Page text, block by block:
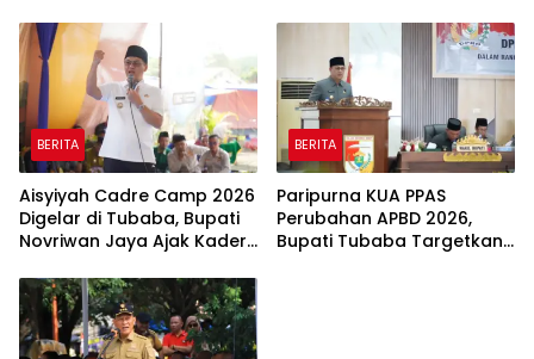
BERITA
Aisyiyah Cadre Camp 2026
Digelar di Tubaba, Bupati
Novriwan Jaya Ajak Kader
Pembangunan
BERITA
Paripurna KUA PPAS
Perubahan APBD 2026,
Bupati Tubaba Targetkan